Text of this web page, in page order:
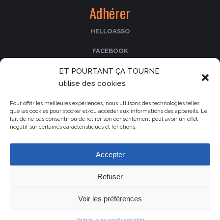
ET POURTANT ÇA TOURNE
utilise des cookies
Pour offrir les meilleures expériences, nous utilisons des technologies telles
que les cookies pour stocker et/ou accéder aux informations des appareils. Le
fait de ne pas consentir ou de retirer son consentement peut avoir un effet
négatif sur certaines caractéristiques et fonctions.
Accepter
Refuser
Voir les préférences
Adhérer
HELLOASSO
FACEBOOK
PASSCULTURA
Nos partenaires
Le cinéma La Fogata
La collectivité de Corse
La municipalité d'Île-Rousse
ET POURTANT ÇA TOURNE - association de cinéma en Balagne en